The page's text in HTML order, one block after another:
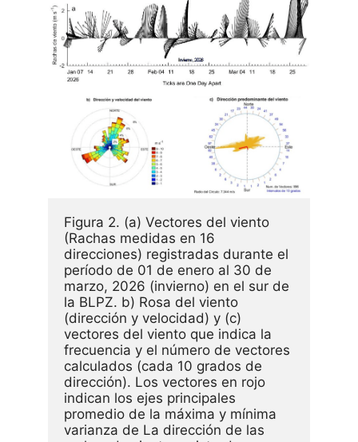
Figura 2. (a) Vectores del viento
(Rachas medidas en 16
direcciones) registradas durante el
período de 01 de enero al 30 de
marzo, 2026 (invierno) en el sur de
la BLPZ. b) Rosa del viento
(dirección y velocidad) y (c)
vectores del viento que indica la
frecuencia y el número de vectores
calculados (cada 10 grados de
dirección). Los vectores en rojo
indican los ejes principales
promedio de la máxima y mínima
varianza de La dirección de las